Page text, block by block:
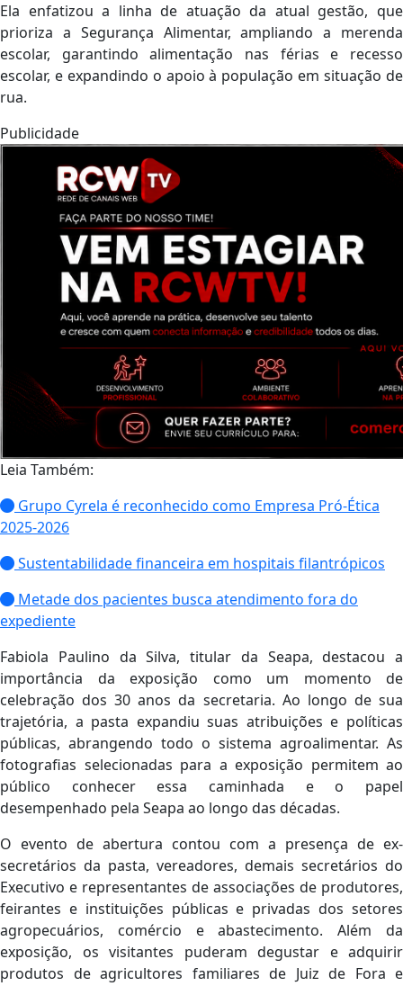
Ela enfatizou a linha de atuação da atual gestão, que
prioriza a Segurança Alimentar, ampliando a merenda
escolar, garantindo alimentação nas férias e recesso
escolar, e expandindo o apoio à população em situação de
rua.
Publicidade
Leia Também:
Grupo Cyrela é reconhecido como Empresa Pró-Ética
2025-2026
Sustentabilidade financeira em hospitais filantrópicos
Metade dos pacientes busca atendimento fora do
expediente
Fabiola Paulino da Silva, titular da Seapa, destacou a
importância da exposição como um momento de
celebração dos 30 anos da secretaria. Ao longo de sua
trajetória, a pasta expandiu suas atribuições e políticas
públicas, abrangendo todo o sistema agroalimentar. As
fotografias selecionadas para a exposição permitem ao
público conhecer essa caminhada e o papel
desempenhado pela Seapa ao longo das décadas.
O evento de abertura contou com a presença de ex-
secretários da pasta, vereadores, demais secretários do
Executivo e representantes de associações de produtores,
feirantes e instituições públicas e privadas dos setores
agropecuários, comércio e abastecimento. Além da
exposição, os visitantes puderam degustar e adquirir
produtos de agricultores familiares de Juiz de Fora e